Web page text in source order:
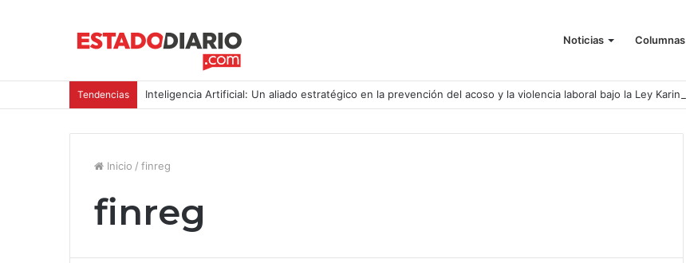
Noticias Columnas
Tendencias Inteligencia Artificial: Un aliado estratégico en la prevención del acoso y la violencia laboral bajo la Ley Karin
Inicio / finreg
finreg